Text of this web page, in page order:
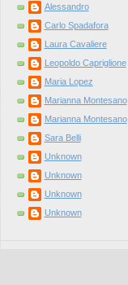
Alessandro
Carlo Spadafora
Laura Cavaliere
Leopoldo Capriglione
Maria Lopez
Marianna Montesano
Marianna Montesano
Sara Belli
Unknown
Unknown
Unknown
Unknown